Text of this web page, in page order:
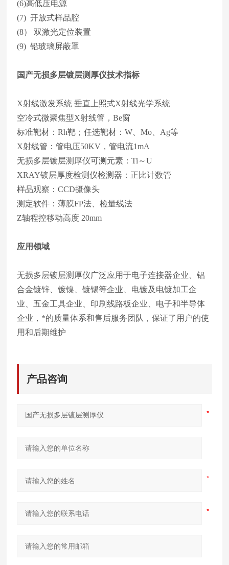
(6)高低压电源
(7) 开放式样品腔
(8） 双激光定位装置
(9) 铅玻璃屏蔽罩
国产无损多层镀层测厚仪技术指标
X射线激发系统 垂直上照式X射线光学系统
空冷式微聚焦型X射线管，Be窗
标准靶材：Rh靶；任选靶材：W、Mo、Ag等
X射线管：管电压50KV，管电流1mA
无损多层镀层测厚仪可测元素：Ti～U
XRAY镀层厚度检测仪检测器：正比计数管
样品观察：CCD摄像头
测定软件：薄膜FP法、检量线法
Z轴程控移动高度 20mm
应用领域
无损多层镀层测厚仪广泛应用于电子连接器企业、铝
合金镀锌、镀镍、镀锡等企业、电镀及电镀加工企
业、五金工具企业、印刷线路板企业、电子和半导体
企业，*的质量体系和售后服务团队，保证了用户的使
用和后期维护
产品咨询